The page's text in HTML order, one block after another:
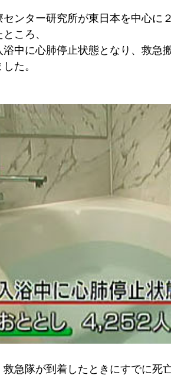
ンター研究所が東日本を中心に
ころ、
中に心肺停止状態となり、救急
た。
急隊が到着したときにすでに死